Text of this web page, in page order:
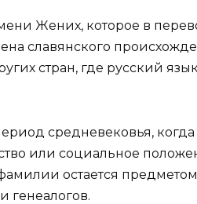
Жених, которое в
славянского
стран, где русский язык
средневековья,
или социальное
остается предметом
генеалогов.